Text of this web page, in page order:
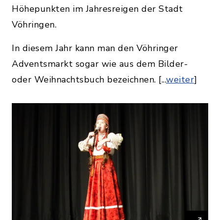
Höhepunkten im Jahresreigen der Stadt
Vöhringen.
In diesem Jahr kann man den Vöhringer
Adventsmarkt sogar wie aus dem Bilder-
oder Weihnachtsbuch bezeichnen. [...weiter]